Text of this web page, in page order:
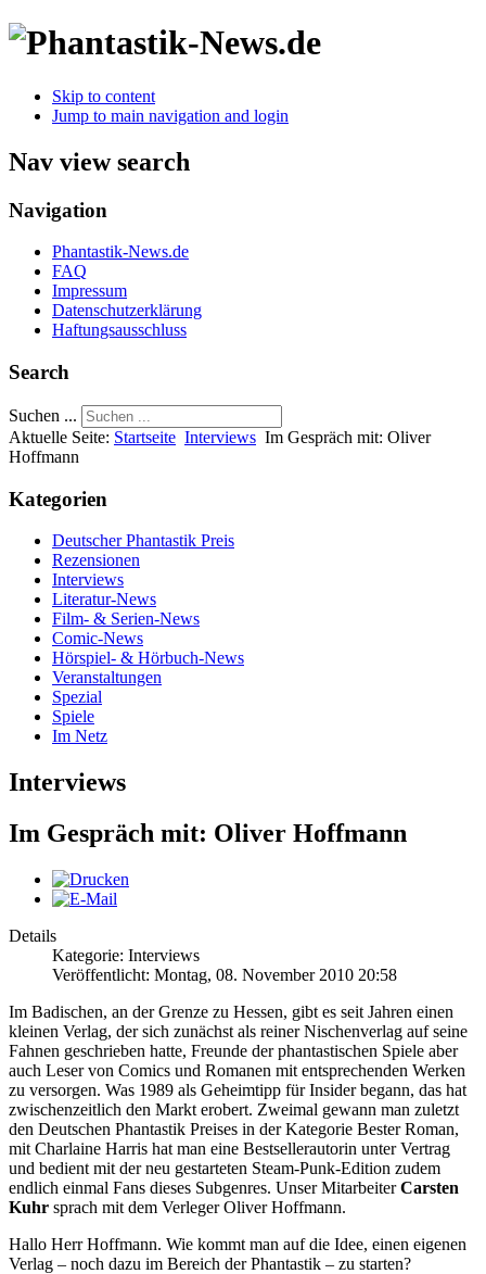
Skip to content
Jump to main navigation and login
Nav view search
Navigation
Phantastik-News.de
FAQ
Impressum
Datenschutzerklärung
Haftungsausschluss
Search
Suchen ...
Aktuelle Seite: Startseite Interviews Im Gespräch mit: Oliver
Hoffmann
Kategorien
Deutscher Phantastik Preis
Rezensionen
Interviews
Literatur-News
Film- & Serien-News
Comic-News
Hörspiel- & Hörbuch-News
Veranstaltungen
Spezial
Spiele
Im Netz
Interviews
Im Gespräch mit: Oliver Hoffmann
Details
Kategorie: Interviews
Veröffentlicht: Montag, 08. November 2010 20:58
Im Badischen, an der Grenze zu Hessen, gibt es seit Jahren einen
kleinen Verlag, der sich zunächst als reiner Nischenverlag auf seine
Fahnen geschrieben hatte, Freunde der phantastischen Spiele aber
auch Leser von Comics und Romanen mit entsprechenden Werken
zu versorgen. Was 1989 als Geheimtipp für Insider begann, das hat
zwischenzeitlich den Markt erobert. Zweimal gewann man zuletzt
den Deutschen Phantastik Preises in der Kategorie Bester Roman,
mit Charlaine Harris hat man eine Bestsellerautorin unter Vertrag
und bedient mit der neu gestarteten Steam-Punk-Edition zudem
endlich einmal Fans dieses Subgenres. Unser MitarbeiterCarsten
Kuhr sprach mit dem Verleger Oliver Hoffmann.
Hallo Herr Hoffmann. Wie kommt man auf die Idee, einen eigenen
Verlag – noch dazu im Bereich der Phantastik – zu starten?